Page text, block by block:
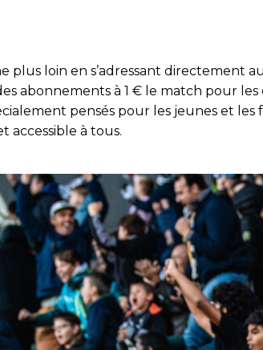
plus loin en s’adressant directement
abonnements à 1 € le match pour
pensés pour les jeunes et
accessible à tous.